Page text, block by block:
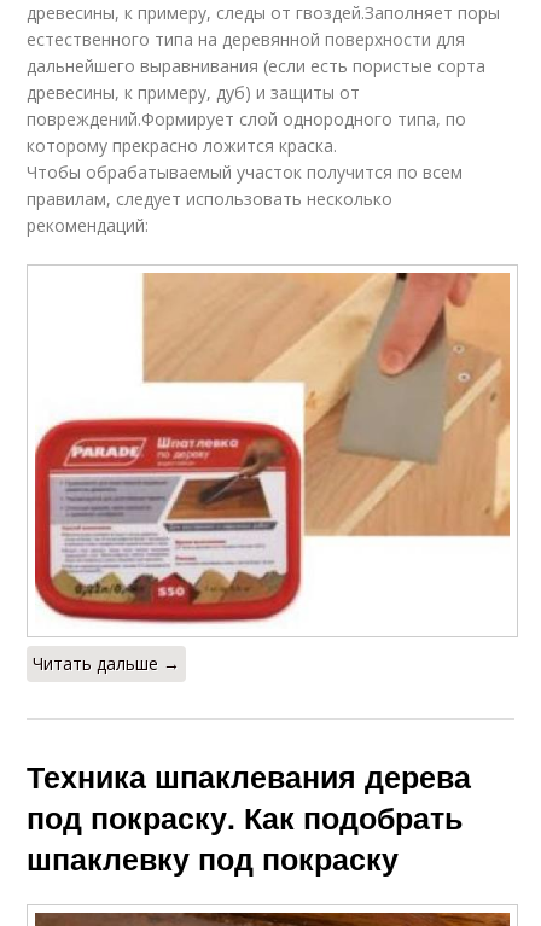
древесины, к примеру, следы от гвоздей.Заполняет поры
естественного типа на деревянной поверхности для
дальнейшего выравнивания (если есть пористые сорта
древесины, к примеру, дуб) и защиты от
повреждений.Формирует слой однородного типа, по
которому прекрасно ложится краска.
Чтобы обрабатываемый участок получится по всем
правилам, следует использовать несколько
рекомендаций:
Читать дальше →
Техника шпаклевания дерева
под покраску. Как подобрать
шпаклевку под покраску